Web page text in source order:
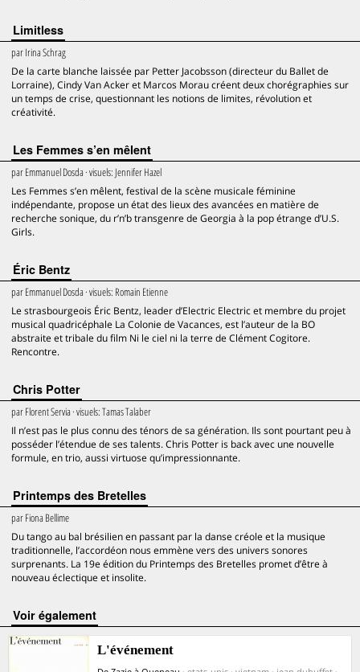
Limitless
parIrina Schrag
De la carte blanche laissée par Petter Jacobsson (directeur du Ballet de
Lorraine), Cindy Van Acker et Marcos Morau créent deux chorégraphies sur
un temps de crise, questionnant les notions de limites, révolution et
créativité.
Les Femmes s’en mêlent
parEmmanuel Dosda · visuels: Jennifer Hazel
Les Femmes s’en mêlent, festival de la scène musicale féminine
indépendante, propose un état des lieux des avancées en matière de
recherche sonique, du r’n’b transgenre de Georgia à la pop étrange d’U.S.
Girls.
Éric Bentz
parEmmanuel Dosda · visuels: Romain Etienne
Le strasbourgeois Éric Bentz, leader d’Electric Electric et membre du projet
musical quadricéphale La Colonie de Vacances, est l’auteur de la BO
abstraite et tribale du film Ni le ciel ni la terre de Clément Cogitore.
Rencontre.
Chris Potter
parFlorent Servia · visuels:Tamas Talaber
Il n’est pas le plus connu des ténors de sa génération. Ils sont pourtant peu à
posséder l’étendue de ses talents. Chris Potter is back avec une nouvelle
formule, en trio, aussi virtuose qu’impressionnante.
Printemps des Bretelles
parFiona Bellime
Du tango au bal brésilien en passant par la danse créole et la musique
traditionnelle, l’accordéon nous emmène vers des univers sonores
surprenants. La 19e édition du Printemps des Bretelles promet d’être à
nouveau éclectique et insolite.
voir également
L'événement